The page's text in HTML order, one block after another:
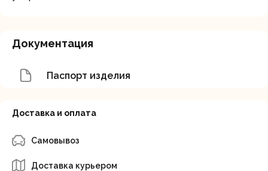
Документация
Паспорт изделия
Доставка и оплата
Самовывоз
Доставка курьером